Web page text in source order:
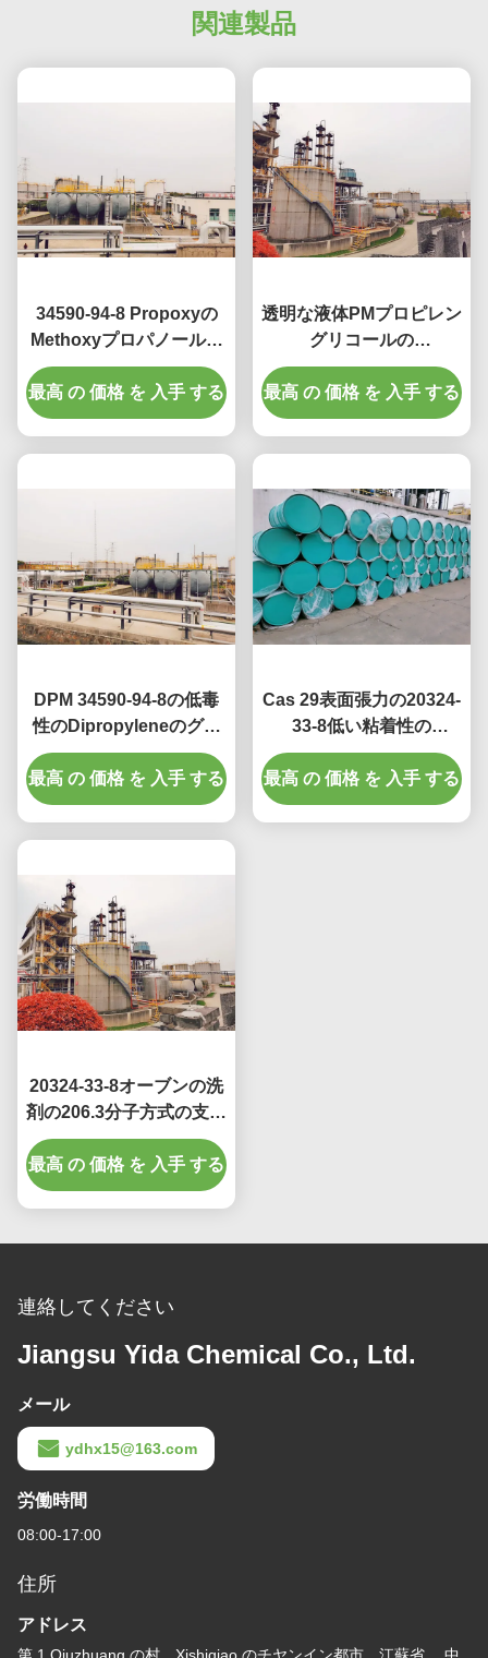
関連製品
34590-94-8 Propoxyの
Methoxyプロパノールの
プロピレン グリコールの
Monomethylのエーテ
ル、分散剤および希釈剤
最高 の 価格 を 入手 する
透明な液体PMプロピレン
グリコールの
Monomethylのエーテル
Cas 107-98-2無し
最高 の 価格 を 入手 する
DPM 34590-94-8の低毒
性のDipropyleneのグリ
コールのMonomethylの
エーテルの印刷インキの
補助者の代理店
最高 の 価格 を 入手 する
Cas 29表面張力の20324-
33-8低い粘着性の
Tripropyleneのグリコー
ルのメチルのエーテル無
し
最高 の 価格 を 入手 する
20324-33-8オーブンの洗
剤の206.3分子方式の支払
能力があるグリコールの
エーテルTPM
最高 の 価格 を 入手 する
連絡してください
Jiangsu Yida Chemical Co., Ltd.
メール
ydhx15@163.com
労働時間
08:00-17:00
住所
アドレス